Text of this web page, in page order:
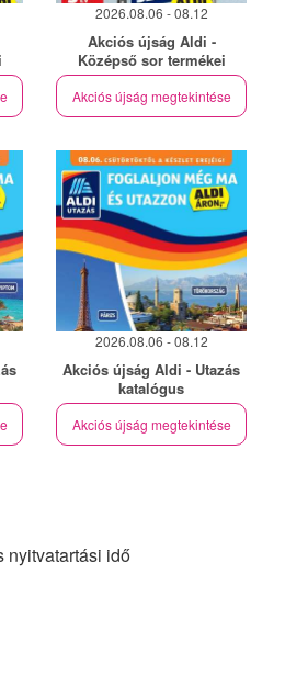
2026.08.06 - 08.12
Akciós újság Aldi -
Középső sor termékei
Akciós újság megtekintése
2026.08.06 - 08.12
Akciós újság Aldi - Utazás
katalógus
Akciós újság megtekintése
nyitvatartási idő